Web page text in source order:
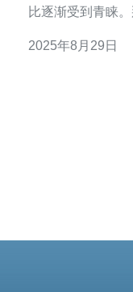
比逐渐受到青睐
南云服务器。 在开始之前，我们需要了解一些基本概念，
2025年8月29日